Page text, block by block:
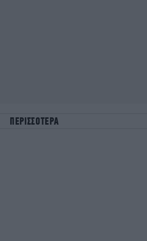
ΠΕΡΙΣΣΟΤΕΡΑ